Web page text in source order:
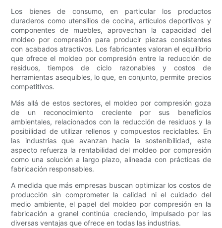
Los bienes de consumo, en particular los productos
duraderos como utensilios de cocina, artículos deportivos y
componentes de muebles, aprovechan la capacidad del
moldeo por compresión para producir piezas consistentes
con acabados atractivos. Los fabricantes valoran el equilibrio
que ofrece el moldeo por compresión entre la reducción de
residuos, tiempos de ciclo razonables y costos de
herramientas asequibles, lo que, en conjunto, permite precios
competitivos.
Más allá de estos sectores, el moldeo por compresión goza
de un reconocimiento creciente por sus beneficios
ambientales, relacionados con la reducción de residuos y la
posibilidad de utilizar rellenos y compuestos reciclables. En
las industrias que avanzan hacia la sostenibilidad, este
aspecto refuerza la rentabilidad del moldeo por compresión
como una solución a largo plazo, alineada con prácticas de
fabricación responsables.
A medida que más empresas buscan optimizar los costos de
producción sin comprometer la calidad ni el cuidado del
medio ambiente, el papel del moldeo por compresión en la
fabricación a granel continúa creciendo, impulsado por las
diversas ventajas que ofrece en todas las industrias.